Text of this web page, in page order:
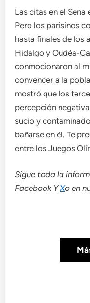
Las citas en el
Pero los parisinos
hasta finales de los
Hidalgo y Oudéa-
conmocionaron al
convencer a la
mostró que los
percepción
sucio y
bañarse en él. Te
entre los Juegos
Sigue toda la
FacebookYXo en